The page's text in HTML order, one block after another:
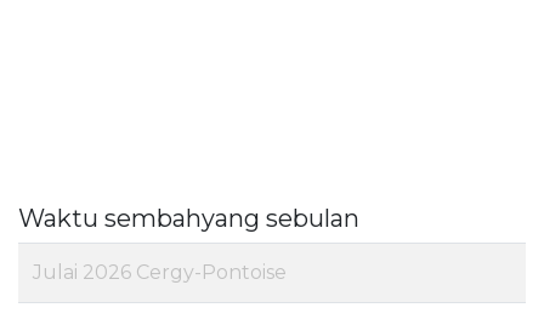
Waktu sembahyang sebulan
Julai 2026 Cergy-Pontoise